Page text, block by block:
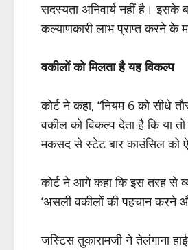
सदस्यता अनिवार्य नहीं है। इसके
कल्याणकारी लाभ प्राप्त करने
वकीलों को मिलता है यह विकल्प
कोर्ट ने कहा, “नियम 6 को सीधे
वकील को विकल्प देता है कि या
मकसद से स्टेट बार काउंसिल को
कोर्ट ने आगे कहा कि इस तरह से
‘असली वकीलों की पहचान करने
जस्टिस तुकारामजी ने तेलंगाना